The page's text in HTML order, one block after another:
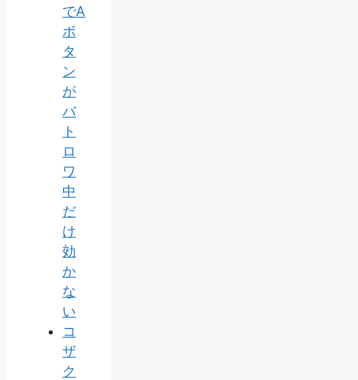
でA
ボ
タ
ン
が
バ
ト
ロ
ワ
中
だ
け
効
か
な
い
コ
ザ
ク